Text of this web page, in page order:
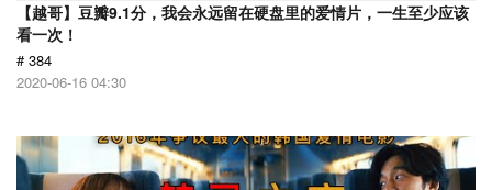
【越哥】豆瓣9.1分，我会永远留在硬盘里的爱情片，一生至少应该
看一次！
# 384
2020-06-16 04:30